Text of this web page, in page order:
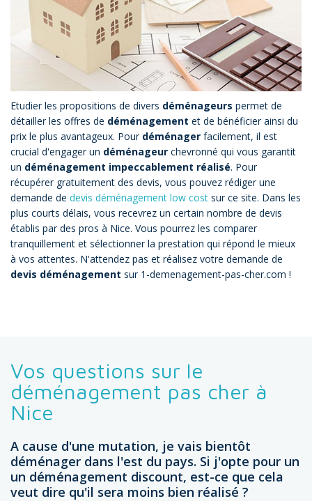
Etudier les propositions de divers déménageurs permet de
détailler les offres de déménagement et de bénéficier ainsi du
prix le plus avantageux. Pour déménager facilement, il est
crucial d'engager un déménageur chevronné qui vous garantit
un déménagement impeccablement réalisé. Pour
récupérer gratuitement des devis, vous pouvez rédiger une
demande de devis déménagement low cost sur ce site. Dans les
plus courts délais, vous recevrez un certain nombre de devis
établis par des pros à Nice. Vous pourrez les comparer
tranquillement et sélectionner la prestation qui répond le mieux
à vos attentes. N'attendez pas et réalisez votre demande de
devis déménagement sur 1-demenagement-pas-cher.com !
Vos questions sur le
déménagement pas cher à
Nice
A cause d'une mutation, je vais bientôt
déménager dans l'est du pays. Si j'opte pour un
un déménagement discount, est-ce que cela
veut dire qu'il sera moins bien réalisé ?